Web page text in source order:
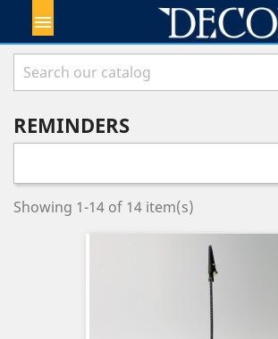

REMINDERS
Showing 1-14 of 14 item(s)